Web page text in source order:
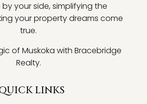
your side, simplifying the
your property dreams come
true.
of Muskoka with Bracebridge
Realty.
LINKS